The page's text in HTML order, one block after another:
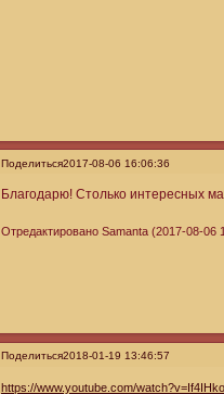
Поделиться2017-08-06 16:06:36
Благодарю! Столько интересных
Отредактировано Samanta (2017-08-06
Поделиться2018-01-19 13:46:57
https://www.youtube.com/